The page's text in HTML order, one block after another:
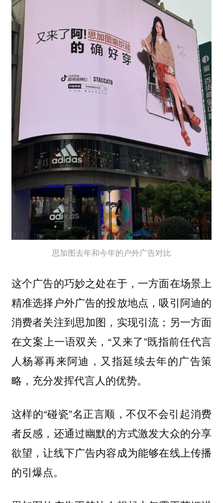
思加图去年和今年的户外广告对比
这个广告的巧妙之处在于，一方面在场景上
精准选择户外广告的投放地点，吸引阿迪的
消费者关注到思加图，实现引流；另一方面
在文案上一语双关，“又来了”既指前任代言
人杨幂再来阿迪，又指延续去年的广告策
略，充分发挥代言人的优势。
这样的“碰瓷”名正言顺，不仅不会引起消费
者反感，还通过幽默的方式激发大众的分享
欲望，让线下广告内容成为能够在线上传播
的引爆点。